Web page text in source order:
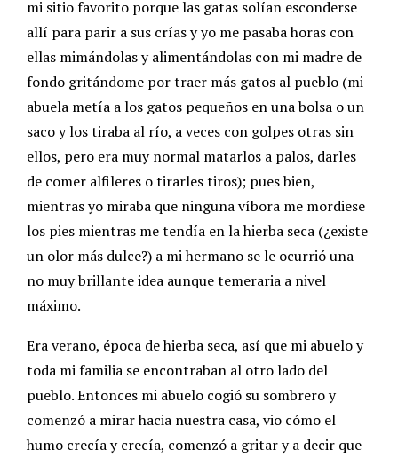
mi sitio favorito porque las gatas solían esconderse
allí para parir a sus crías y yo me pasaba horas con
ellas mimándolas y alimentándolas con mi madre de
fondo gritándome por traer más gatos al pueblo (mi
abuela metía a los gatos pequeños en una bolsa o un
saco y los tiraba al río, a veces con golpes otras sin
ellos, pero era muy normal matarlos a palos, darles
de comer alfileres o tirarles tiros); pues bien,
mientras yo miraba que ninguna víbora me mordiese
los pies mientras me tendía en la hierba seca (¿existe
un olor más dulce?) a mi hermano se le ocurrió una
no muy brillante idea aunque temeraria a nivel
máximo.
Era verano, época de hierba seca, así que mi abuelo y
toda mi familia se encontraban al otro lado del
pueblo. Entonces mi abuelo cogió su sombrero y
comenzó a mirar hacia nuestra casa, vio cómo el
humo crecía y crecía, comenzó a gritar y a decir que